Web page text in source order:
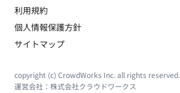
利用規約
個人情報保護方針
サイトマップ
copyright (c) CrowdWorks Inc. all rights reserved.
運営会社： 株式会社クラウドワークス